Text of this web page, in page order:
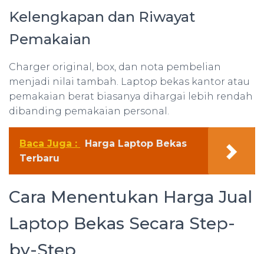
Kelengkapan dan Riwayat
Pemakaian
Charger original, box, dan nota pembelian
menjadi nilai tambah. Laptop bekas kantor atau
pemakaian berat biasanya dihargai lebih rendah
dibanding pemakaian personal.
Baca Juga :
Harga Laptop Bekas
Terbaru
Cara Menentukan Harga Jual
Laptop Bekas Secara Step-
by-Step